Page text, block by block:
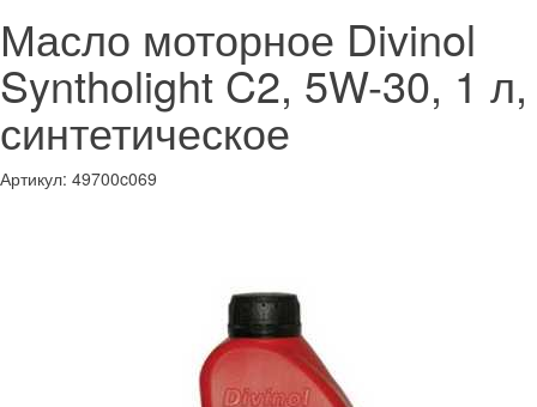
Масло моторное Divinol
Syntholight C2, 5W-30, 1 л,
синтетическое
Артикул: 49700c069